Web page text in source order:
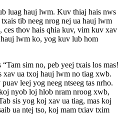
luag hauj lwm. Kuv thiaj hais nws
tib neeg nrog nej ua hauj lwm
ces thov hais qhia kuv, vim kuv xav
lwm ko, yog kuv lub hom
sim no, peb yeej txais los mas!
xav ua txoj hauj lwm no tiag xwb.
leej yog neeg ntseeg tas nrho.
nyob loj hlob nram nroog xwb,
sis yog koj xav ua tiag, mas koj
ua ntej tso, koj mam txiav txim